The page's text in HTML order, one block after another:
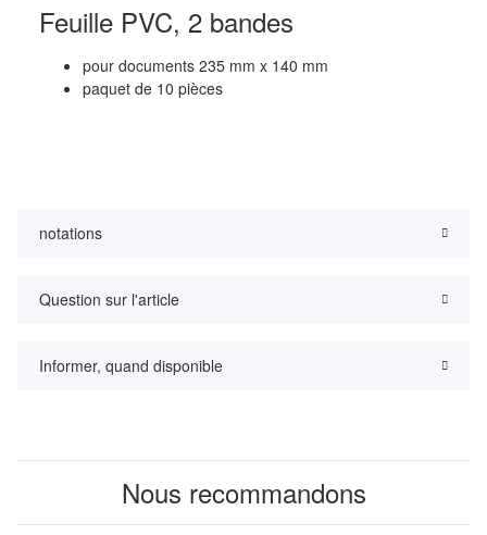
Feuille PVC, 2 bandes
pour documents 235 mm x 140 mm
paquet de 10 pièces
notations
Question sur l'article
Informer, quand disponible
Nous recommandons